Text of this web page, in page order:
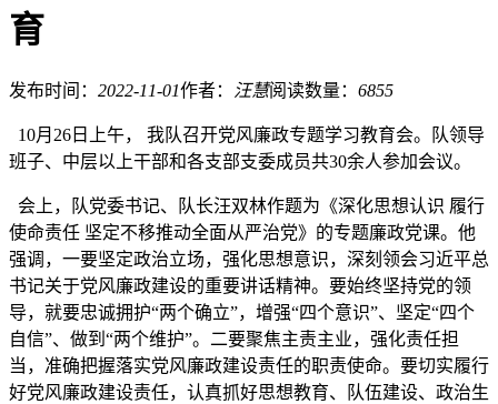
育
发布时间： 2022-11-01作者： 汪慧阅读数量： 6855
10月26日上午， 我队召开党风廉政专题学习教育会。队领导
班子、中层以上干部和各支部支委成员共30余人参加会议。
会上，队党委书记、队长汪双林作题为《深化思想认识 履行
使命责任 坚定不移推动全面从严治党》的专题廉政党课。他
强调，一要坚定政治立场，强化思想意识，深刻领会习近平总
书记关于党风廉政建设的重要讲话精神。要始终坚持党的领
导，就要忠诚拥护“两个确立”，增强“四个意识”、坚定“四个
自信”、做到“两个维护”。二要聚焦主责主业，强化责任担
当，准确把握落实党风廉政建设责任的职责使命。要切实履行
好党风廉政建设责任，认真抓好思想教育、队伍建设、政治生